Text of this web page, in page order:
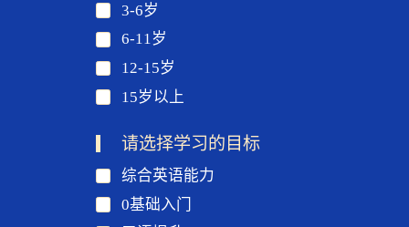
3-6岁
6-11岁
12-15岁
15岁以上
请选择学习的目标
综合英语能力
0基础入门